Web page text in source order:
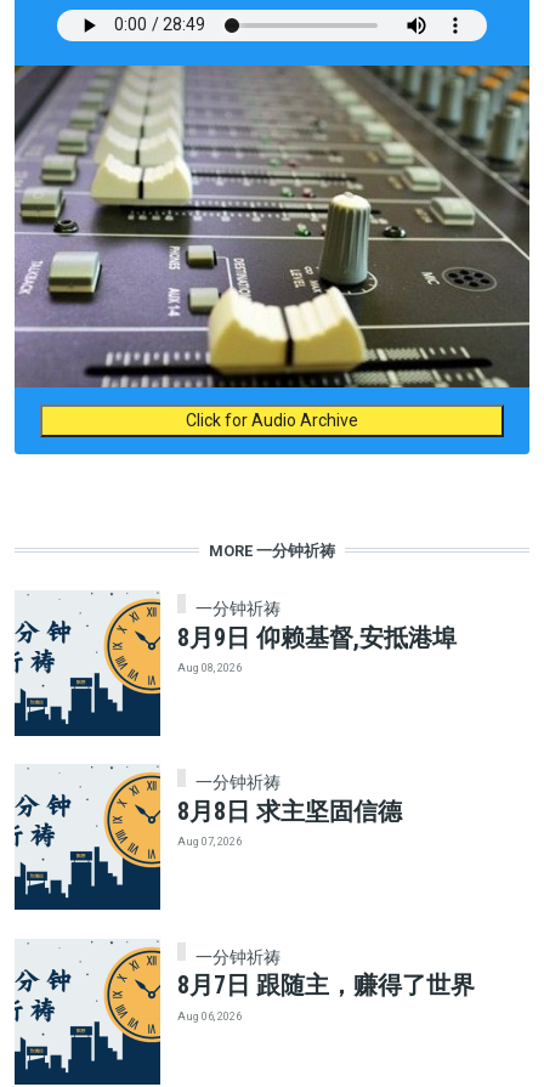
Click for Audio Archive
MORE 一分钟祈祷
一分钟祈祷
8月9日 仰赖基督,安抵港埠
Aug 08, 2026
一分钟祈祷
8月8日 求主坚固信德
Aug 07, 2026
一分钟祈祷
8月7日 跟随主，赚得了世界
Aug 06, 2026